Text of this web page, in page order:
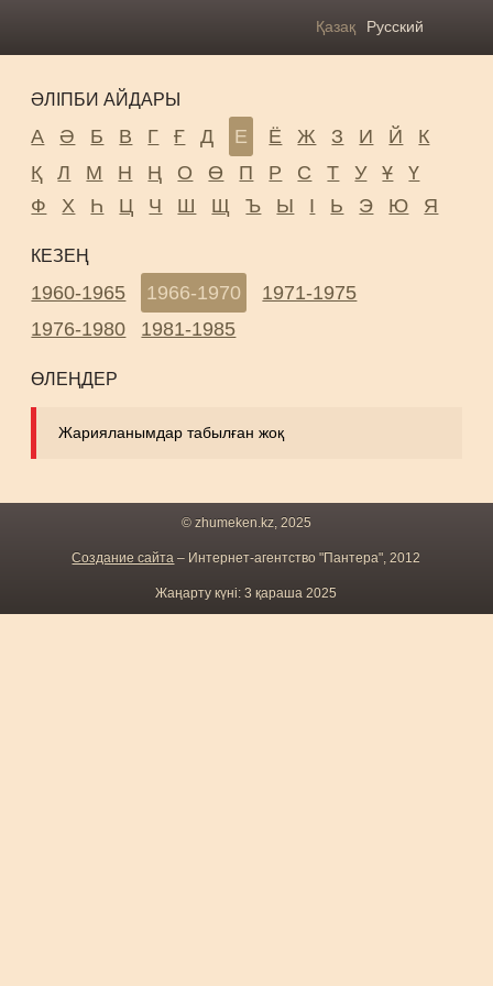
Қазақ Русский
ӘЛІПБИ АЙДАРЫ
А Ә Б В Г Ғ Д Е Ё Ж З И Й
К
Қ
Л М Н Ң О Ө П Р С Т У Ұ
Ү
Ф
Х Һ Ц Ч Ш Щ Ъ Ы І Ь Э Ю Я
КЕЗЕҢ
1960-1965 1966-1970
1971-1975
1976-1980
1981-1985
ӨЛЕҢДЕР
Жарияланымдар табылған жоқ
© zhumeken.kz, 2025
Создание сайта – Интернет-агентство "Пантера", 2012
Жаңарту күні: 3 қараша 2025